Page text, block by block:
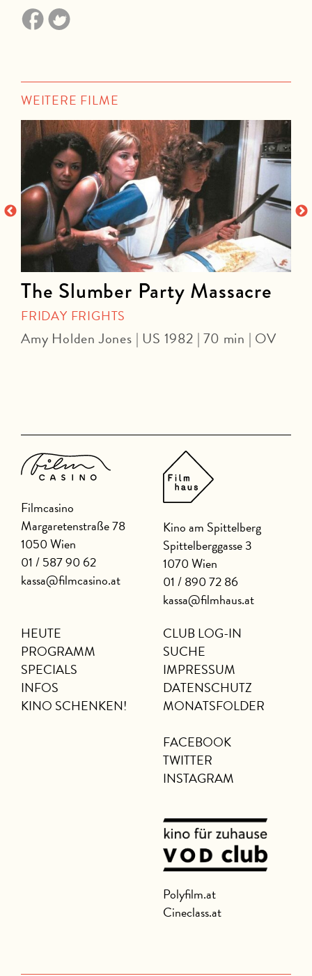
WEITERE FILME
The Slumber Party Massacre
FRIDAY FRIGHTS
Amy Holden Jones | US 1982 | 70 min | OV
Filmcasino
Margaretenstraße 78
1050 Wien
01 / 587 90 62
kassa@filmcasino.at
Kino am Spittelberg
Spittelberggasse 3
1070 Wien
01 / 890 72 86
kassa@filmhaus.at
HEUTE
PROGRAMM
SPECIALS
INFOS
KINO SCHENKEN!
CLUB LOG-IN
SUCHE
IMPRESSUM
DATENSCHUTZ
MONATSFOLDER
FACEBOOK
TWITTER
INSTAGRAM
Polyfilm.at
Cineclass.at